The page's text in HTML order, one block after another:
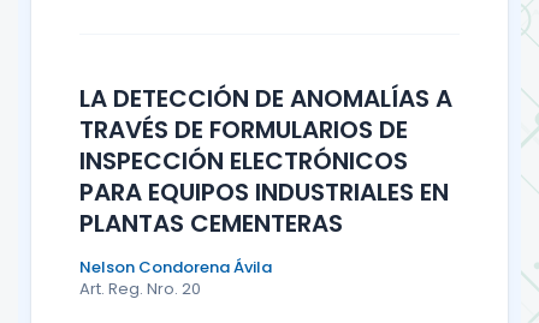
LA DETECCIÓN DE ANOMALÍAS A
TRAVÉS DE FORMULARIOS DE
INSPECCIÓN ELECTRÓNICOS
PARA EQUIPOS INDUSTRIALES EN
PLANTAS CEMENTERAS
Nelson Condorena Ávila
Art. Reg. Nro. 20